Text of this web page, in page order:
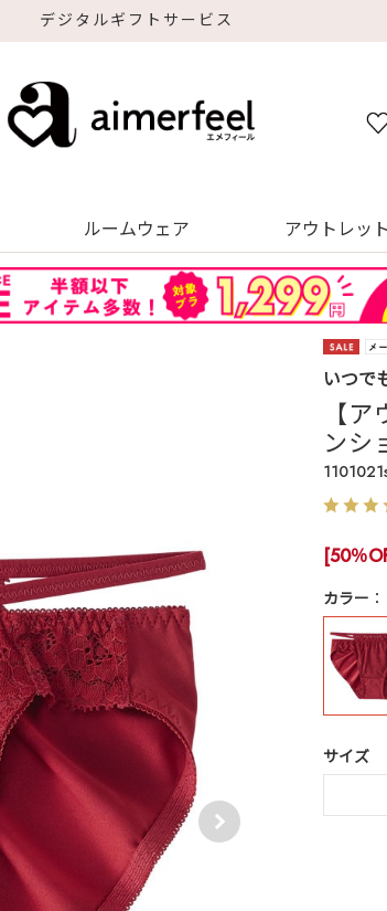
デジタルギフトサービス
ルームウェア アウトレット
いつで
【
ンシ
[50％
カラー
サイズ